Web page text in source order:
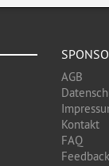
AGB
Kontakt
FAQ
Feedback